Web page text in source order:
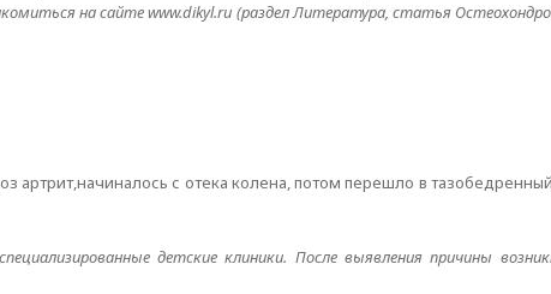
на сайте www.dikyl.ru (раздел Литература, статья
артрит,начиналось с отека колена, потом перешло в
детские клиники. После выявления причины